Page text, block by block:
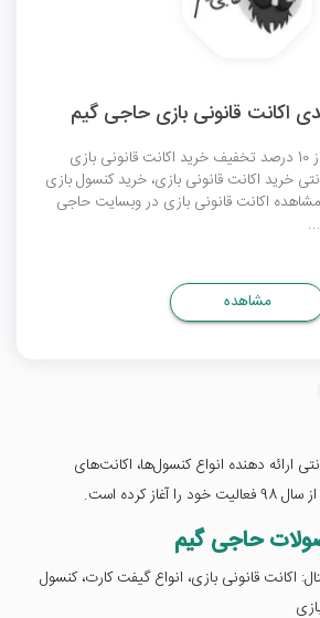
با وارد کردن کد تخفیف از 10 درصد تخفیف خرید اکانت قانونی بازی
خرید اکانت قانونی بازی، خرید کنسول بازی
اکانت قانونی بازی در وبسایت حاجی
مشاهده
ارائه دهنده انواع کنسول‌ها، اکانت‌های
کرده است.
حاجی گیم
اکانت قانونی بازی، انواع گیفت کارت، کنسول